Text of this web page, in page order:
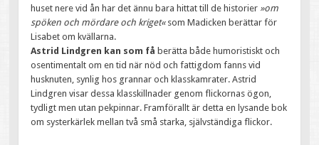
huset nere vid ån har det ännu bara hittat till de historier »om
spöken och mördare och kriget«som Madicken berättar för
Lisabet om kvällarna.
Astrid Lindgren kan som få berätta både humoristiskt och
osentimentalt om en tid när nöd och fattigdom fanns vid
husknuten, synlig hos grannar och klasskamrater. Astrid
Lindgren visar dessa klasskillnader genom flickornas ögon,
tydligt men utan pekpinnar. Framförallt är detta en lysande bok
om systerkärlek mellan två små starka, självständiga flickor.